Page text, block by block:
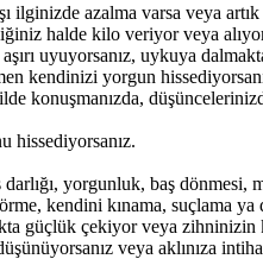
ilginizde azalma varsa veya
halde kilo veriyor veya
uyuyorsanız, uykuya
kendinizi yorgun
konuşmanızda,
hissediyorsanız.
yorgunluk, baş dönmesi,
kendini kınama, suçlama ya
güçlük çekiyor veya zihninizin
veya aklınıza